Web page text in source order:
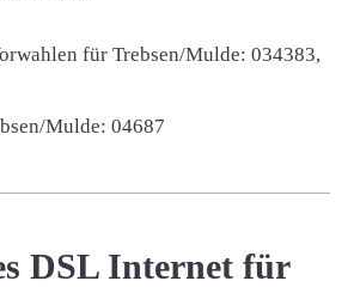
für Trebsen/Mulde: 034383,
Mulde: 04687
DSL Internet für